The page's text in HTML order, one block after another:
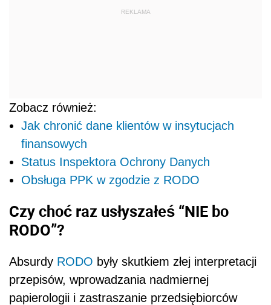
REKLAMA
Zobacz również:
Jak chronić dane klientów w insytucjach
finansowych
Status Inspektora Ochrony Danych
Obsługa PPK w zgodzie z RODO
Czy choć raz usłyszałeś “NIE bo
RODO”?
Absurdy RODO były skutkiem złej interpretacji
przepisów, wprowadzania nadmiernej
papierologii i zastraszanie przedsiębiorców